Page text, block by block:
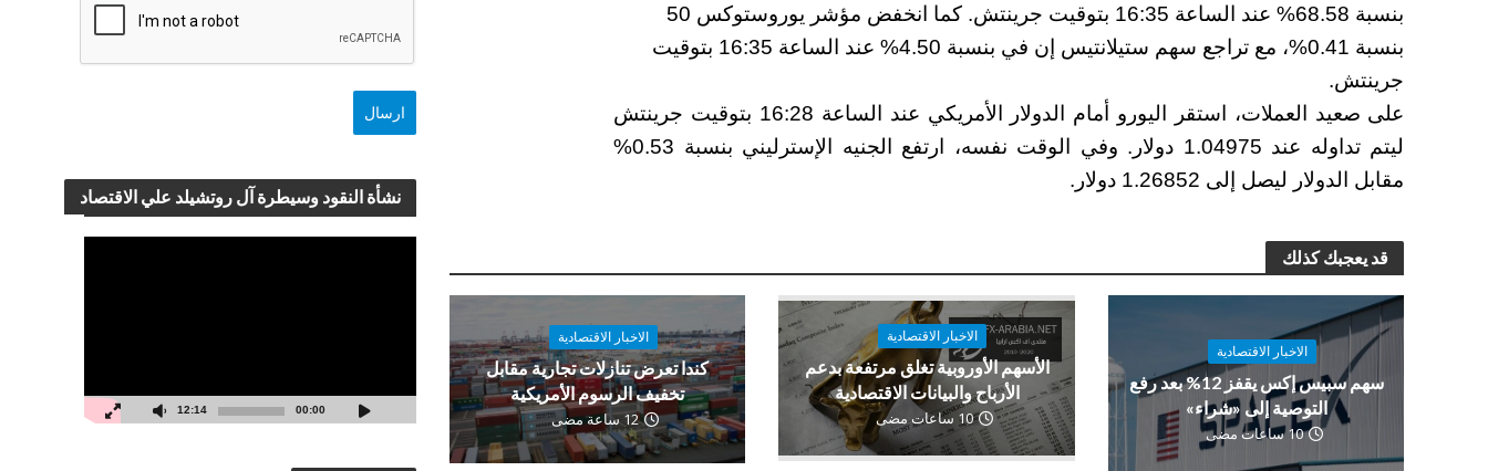
نشأة النقود وسيطرة آل روتشيلد علي الاقتصاد
00:00
12:14
بنسبة 68.58% عند الساعة 16:35 بتوقيت جرينتش. كما انخفض مؤشر يوروستوكس 50
بنسبة 0.41%، مع تراجع سهم ستيلانتيس إن في بنسبة 4.50% عند الساعة 16:35 بتوقيت
جرينتش.
على صعيد العملات، استقر اليورو أمام الدولار الأمريكي عند الساعة 16:28 بتوقيت جرينتش
ليتم تداوله عند 1.04975 دولار. وفي الوقت نفسه، ارتفع الجنيه الإسترليني بنسبة 0.53%
مقابل الدولار ليصل إلى 1.26852 دولار.
قد يعجبك كذلك
الاخبار الاقتصادية
سهم سبيس إكس يقفز 12% بعد رفع
التوصية إلى «شراء»
10 ساعات مضى
الاخبار الاقتصادية
الأسهم الأوروبية تغلق مرتفعة بدعم
الأرباح والبيانات الاقتصادية
10 ساعات مضى
الاخبار الاقتصادية
كندا تعرض تنازلات تجارية مقابل
تخفيف الرسوم الأمريكية
12 ساعة مضى